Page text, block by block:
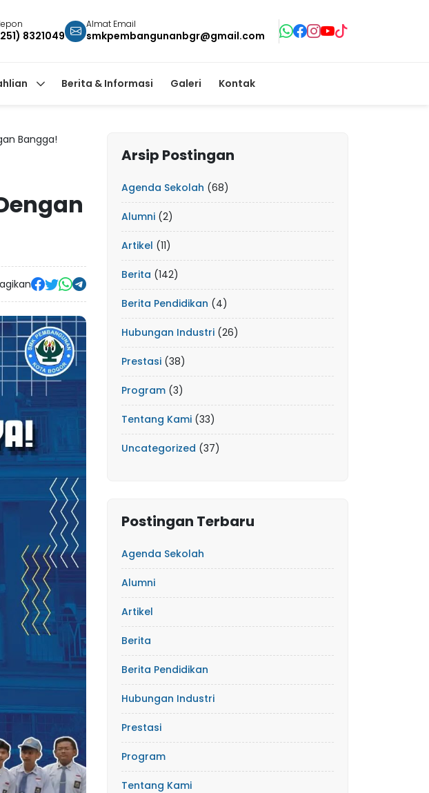
8321049
Almat Email
smkpembangunanbgr@gmail.com
Berita & Informasi Galeri Kontak
Bangga!
Arsip Postingan
Agenda Sekolah (68)
Alumni (2)
Artikel (11)
Berita (142)
Berita Pendidikan (4)
Hubungan Industri (26)
Prestasi (38)
Program (3)
Tentang Kami (33)
Uncategorized (37)
Postingan Terbaru
Agenda Sekolah
Alumni
Artikel
Berita
Berita Pendidikan
Hubungan Industri
Prestasi
Program
Tentang Kami